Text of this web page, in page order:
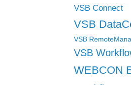
VSB Connect
VSB
VSB
VSB
WEBCON